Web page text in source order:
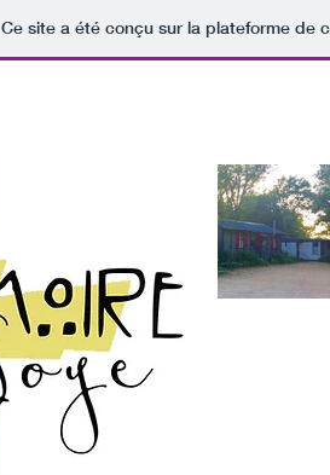
Ce site a été conçu sur la plateforme de